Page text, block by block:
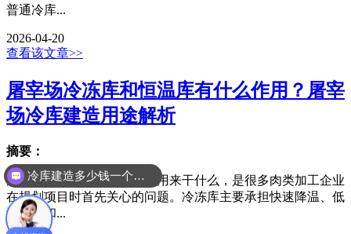
普通冷库...
2026-04-20
查看该文章>>
屠宰场冷冻库和恒温库有什么作用？屠宰
场冷库建造用途解析
摘要：
屠宰场建造冷冻库和恒温库用来干什么，是很多肉类加工企业
在规划项目时首先关心的问题。冷冻库主要承担快速降温、低
温储存和...
冷库建造多少钱一个平方